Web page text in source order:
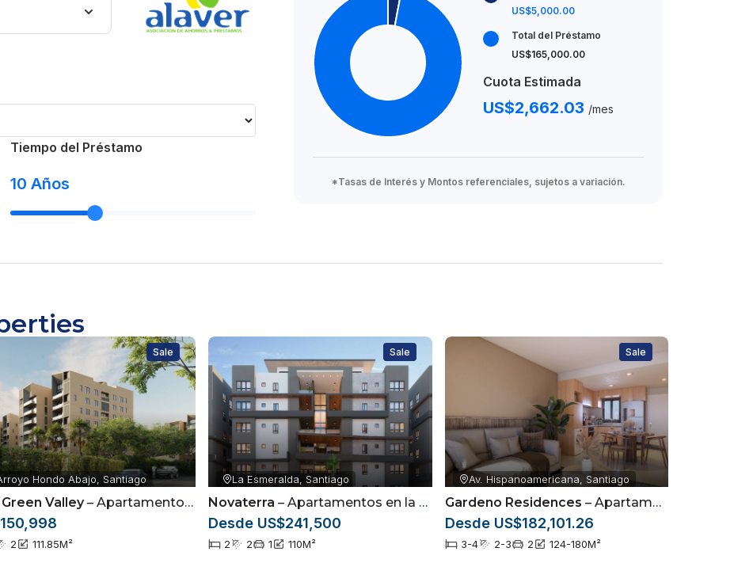
Tiempo del Préstamo
10 Años
US$5,000.00
Total del Préstamo
US$165,000.00
Cuota Estimada
US$2,662.03 /mes
*Tasas de Interés y Montos referenciales, sujetos a variación.
Sale
Hondo Abajo, Santiago
Valley– Apartamentos ubicados en Arroyo Hondo Abajo, Santiago de los Caballeros
2 111.85M²
Sale
La Esmeralda, Santiago
Novaterra – Apartamentos en la Esmeralda, Santiago
Desde US$241,500
2 2 1 110M²
Sale
Av. Hispanoamericana, Santiago
Gardeno Residences – Apartamentos ubicados en la Av. Hispanoamericana dentro del sector Jardínes del Sur
Desde US$182,101.26
3-4 2-3 2 124-180M²